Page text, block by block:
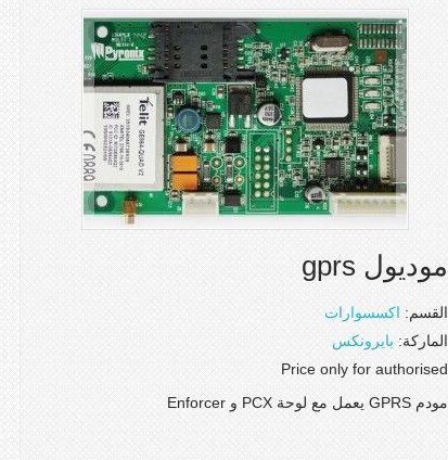
موديول gprs
القسم: اكسسوارات
الماركة: بايرونكس
Price only for authorised
مودم GPRS يعمل مع لوحة PCX و Enforcer